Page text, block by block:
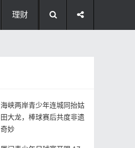
理财
海峡两岸青少年连城同抬姑
田大龙，棒球赛后共度非遗
奇妙